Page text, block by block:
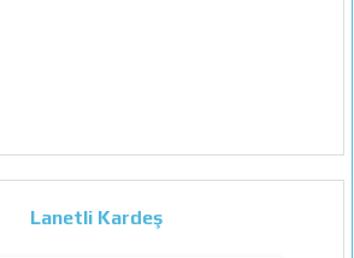
Lanetli Kardeş